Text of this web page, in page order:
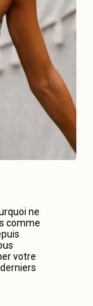
ne
comme
votre